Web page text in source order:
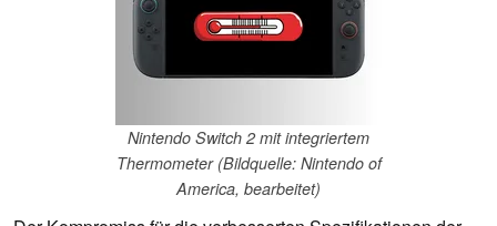
Nintendo Switch 2 mit integriertem
Thermometer (Bildquelle: Nintendo of
America, bearbeitet)